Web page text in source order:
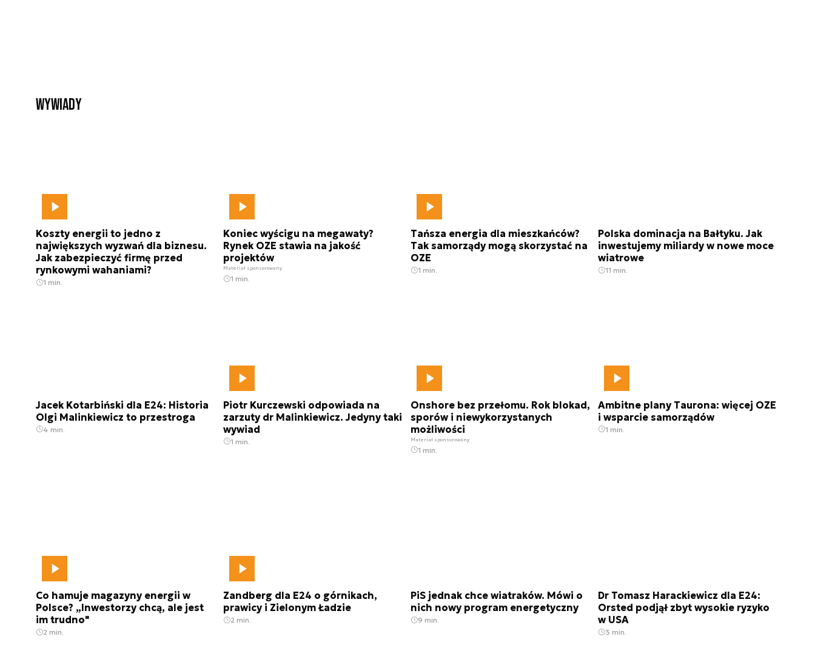
Wywiady
Koszty energii to jedno z
największych wyzwań dla biznesu.
Jak zabezpieczyć firmę przed
rynkowymi wahaniami?
1 min.
Koniec wyścigu na megawaty?
Rynek OZE stawia na jakość
projektów
Materiał sponsorowany
1 min.
Tańsza energia dla mieszkańców?
Tak samorządy mogą skorzystać na
OZE
1 min.
Polska dominacja na Bałtyku. Jak
inwestujemy miliardy w nowe moce
wiatrowe
11 min.
Jacek Kotarbiński dla E24: Historia
Olgi Malinkiewicz to przestroga
4 min.
Piotr Kurczewski odpowiada na
zarzuty dr Malinkiewicz. Jedyny taki
wywiad
1 min.
Onshore bez przełomu. Rok blokad,
sporów i niewykorzystanych
możliwości
Materiał sponsorowany
1 min.
Ambitne plany Taurona: więcej OZE
i wsparcie samorządów
1 min.
Co hamuje magazyny energii w
Polsce? „Inwestorzy chcą, ale jest
im trudno"
2 min.
Zandberg dla E24 o górnikach,
prawicy i Zielonym Ładzie
2 min.
PiS jednak chce wiatraków. Mówi o
nich nowy program energetyczny
9 min.
Dr Tomasz Harackiewicz dla E24:
Orsted podjął zbyt wysokie ryzyko
w USA
3 min.